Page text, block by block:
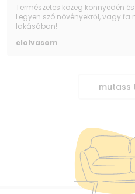
Természetes közeg könnyedén
Legyen szó növényekről, vagy
lakásában!
elolvasom
mutass